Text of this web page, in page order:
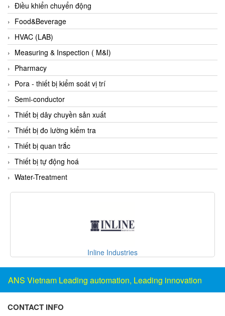
Driesen Kern
Dropsa Vietnam
Druck
DSTI
DUCATI
Duclean
Dukin Besko
Dunkermotoren
Durag
Dwyer
DYH
EBMPAPST
ECKERLE
Ecom-EX
Điều khiển chuyển động
Food&Beverage
HVAC (LAB)
Measuring & Inspection ( M&I)
Pharmacy
Pora - thiết bị kiểm soát vị trí
Semi-conductor
Thiết bị dây chuyền sản xuất
Thiết bị đo lường kiểm tra
Thiết bị quan trắc
Thiết bị tự động hoá
Water-Treatment
CD Automation S.r.l
ANS Vietnam Leading automation, Leading innovation
CONTACT INFO